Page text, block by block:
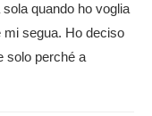
quando ho voglia
segua. Ho deciso
solo perché a